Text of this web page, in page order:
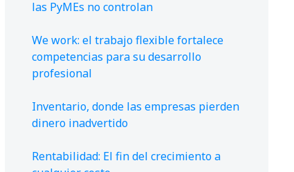
las PyMEs no controlan
We work: el trabajo flexible fortalece
competencias para su desarrollo
profesional
Inventario, donde las empresas pierden
dinero inadvertido
Rentabilidad: El fin del crecimiento a